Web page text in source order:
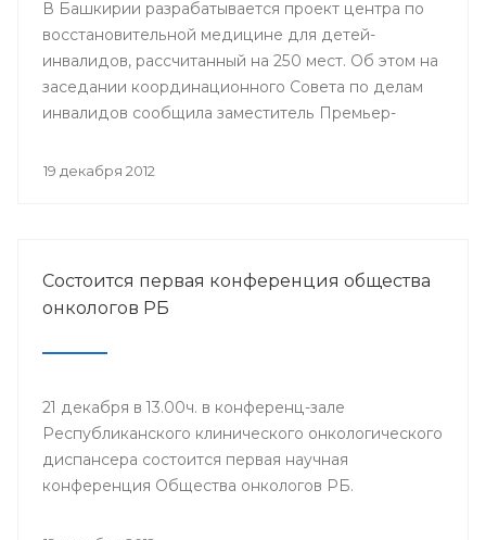
В Башкирии разрабатывается проект центра по
восстановительной медицине для детей-
инвалидов, рассчитанный на 250 мест. Об этом на
заседании координационного Совета по делам
инвалидов сообщила заместитель Премьер-
Башкортостан Лилия Гумерова.
19 декабря 2012
Состоится первая конференция общества
онкологов РБ
21 декабря в 13.00ч. в конференц-зале
Республиканского клинического онкологического
диспансера состоится первая научная
конференция Общества онкологов РБ.